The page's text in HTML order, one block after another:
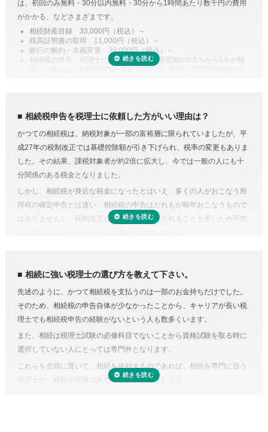
例えば、配偶者が取得した正味の遺産額は、1億6,000万円と配偶者の法
定相続分相当額を比較してどちらか大きい金額までは相続税がかからな
相続税の申告や準確定申告
相続税には申告書の他、総額の計算書、生命保険・財産・債務の明細書
など非常に多くの書類作成が必要となります。もちろん、相続人自身で
申告することもできますが、不動産や非上場株式などは財産の評価が難
しく書類作成も煩雑なことから、税理士に依頼するのが一般的です。
準確定申告とは、亡くなった方の所得の確定と納税の手続きを相続人が
代わりにおこなうこと。準確定申告の対象となるのは1月1日から亡くな
った日までの所得ですが、前年分も申告前であれば合わせて手続きをお
は、初回のみ無料・30分以内無料・30分から1時間あたり数千円の費用
がかかる、などさまざまです。
相続財産目録 33,000円（税込）～
残高証明書の取得 11,000円（税込）～
銀行の解約・名義変更 33,000円（税込）～
相続税の申告 税理士により差があり遺産総額の0.5％から1％が相
のや資料集めに相当の時間と労力を費やすことを考えてみると、税金の
プロの税理士に頼むという選択肢がコストに見合うものだと納得がいく
のではないでしょうか。
費用が気になる方は、相続税申告の費用を複数の専門家にまとめて依頼
できる「 相続費用見積ガイド 」をご利用ください。
相続税申告を税理士に依頼した方がいい理由は？
かつての相続税は、納税対象が一部の富裕層に限られていましたが、平
成27年の税制改正では基礎控除額が引き下げられ、税率の変更もありま
した。その結果、課税対象者が約2倍に拡大し、今では一般の人にも十
分関係のある税金となりました。
しかし、相続税が身近な税金になったとはいえ、多くの人がおこなう所
得税の確定申告とは違い、相続税の申告はだれもが毎年おこなうもので
はありませんし、税制改正などで内容が変更されることも多いため不慣
を減らしたり、納税額を少なくできる可能性があります。
しかし、どんな特例が使えるのかを知らない、または分からなければ、
特例を活用しないまま申告していることすら気づかないこともありえる
のです。また、たとえ単純な計算ミスだったとしても間違って申告して
しまえば罰金のペナルティ対象になるおそれもあります。仮に税務調査
対象となった場合、税理士に立ち会ってもらうことも可能です。
税理士に依頼しなくてもいい場合はある？
正味の遺産額（相続税の課税の対象となる財産の合計額）が相続税の基
相続に強い税理士の選び方を教えて下さい。
先述のように、かつて相続税を支払うのは一部のお金持ちだけでした。
そのため、相続税の申告自体が少なかったことから、キャリアが長い税
理士でも相続税申告の経験がないという人も数多くいます。
また、相続は税理士試験の必修科目でないことから資格試験を取る時に
選択していない人にとっては専門外となります。
これらを念頭に置いて、相続を依頼するのであれば、相続を専門に扱う
税理士や、経験や実績のある税理士を探しましょう。